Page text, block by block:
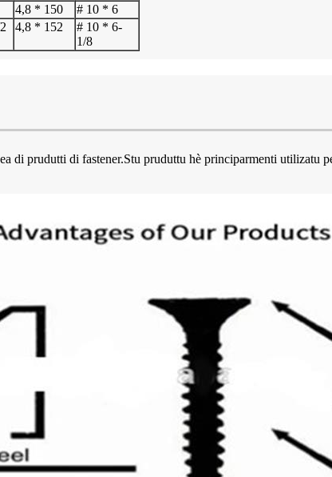
4,8 * 150
# 10 * 6
4,8 * 152
# 10 * 6-
1/8
di prudutti di fastener.Stu pruduttu hè principarmenti utilizatu